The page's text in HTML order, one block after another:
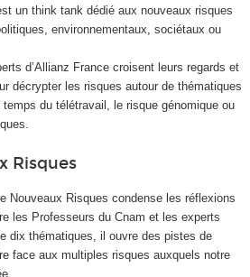
un think tank dédié aux nouveaux risques
environnementaux, sociétaux ou
d’Allianz France croisent leurs regards et
décrypter les risques autour de thématiques
du télétravail, le risque génomique ou
Risques
Nouveaux Risques condense les réflexions
les Professeurs du Cnam et les experts
dix thématiques, il ouvre des pistes de
face aux multiples risques auxquels notre